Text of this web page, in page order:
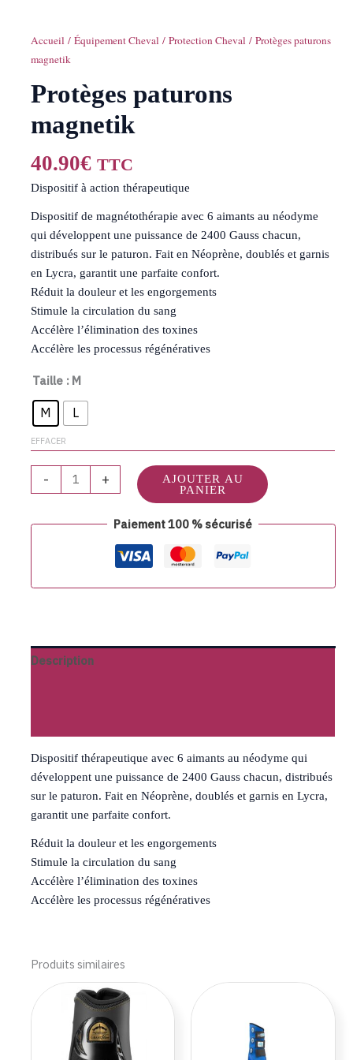
Accueil /Équipement Cheval /Protection Cheval / Protèges paturons
magnetik
Protèges paturons
magnetik
40.90€ TTC
Dispositif à action thérapeutique
Dispositif de magnétothérapie avec 6 aimants au néodyme
qui développent une puissance de 2400 Gauss chacun,
distribués sur le paturon. Fait en Néoprène, doublés et garnis
en Lycra, garantit une parfaite confort.
Réduit la douleur et les engorgements
Stimule la circulation du sang
Accélère l’élimination des toxines
Accélère les processus régénératives
Taille : M
M L
EFFACER
- +
AJOUTER AU
PANIER
Paiement 100 % sécurisé
Description
Dispositif thérapeutique avec 6 aimants au néodyme qui
développent une puissance de 2400 Gauss chacun, distribués
sur le paturon. Fait en Néoprène, doublés et garnis en Lycra,
garantit une parfaite confort.
Réduit la douleur et les engorgements
Stimule la circulation du sang
Accélère l’élimination des toxines
Accélère les processus régénératives
Produits similaires
Ce
produit
Ce